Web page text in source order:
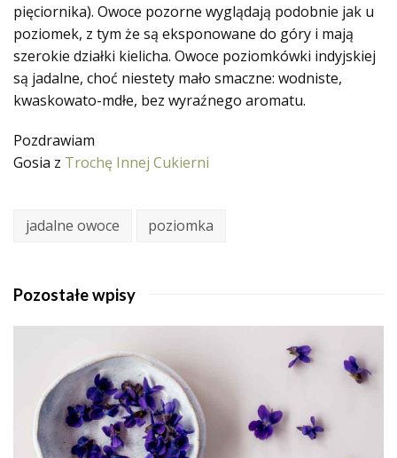
pięciornika). Owoce pozorne wyglądają podobnie jak u
poziomek, z tym że są eksponowane do góry i mają
szerokie działki kielicha. Owoce poziomkówki indyjskiej
są jadalne, choć niestety mało smaczne: wodniste,
kwaskowato-mdłe, bez wyraźnego aromatu.
Pozdrawiam
Gosia z Trochę Innej Cukierni
jadalne owoce poziomka
Pozostałe wpisy